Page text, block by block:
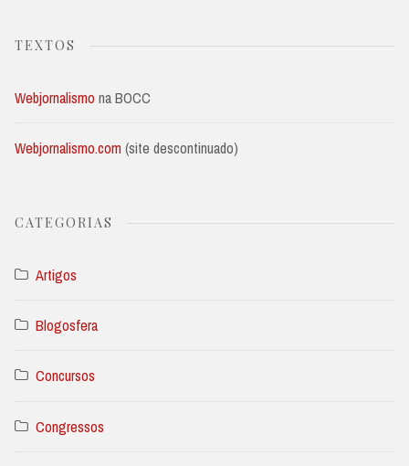
TEXTOS
Webjornalismo na BOCC
Webjornalismo.com (site descontinuado)
CATEGORIAS
Artigos
Blogosfera
Concursos
Congressos